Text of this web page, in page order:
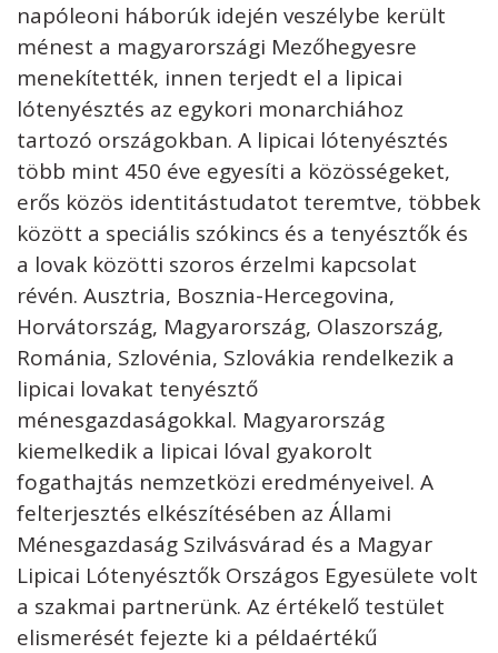
napóleoni háborúk idején veszélybe került
ménest a magyarországi Mezőhegyesre
menekítették, innen terjedt el a lipicai
lótenyésztés az egykori monarchiához
tartozó országokban. A lipicai lótenyésztés
több mint 450 éve egyesíti a közösségeket,
erős közös identitástudatot teremtve, többek
között a speciális szókincs és a tenyésztők és
a lovak közötti szoros érzelmi kapcsolat
révén. Ausztria, Bosznia-Hercegovina,
Horvátország, Magyarország, Olaszország,
Románia, Szlovénia, Szlovákia rendelkezik a
lipicai lovakat tenyésztő
ménesgazdaságokkal. Magyarország
kiemelkedik a lipicai lóval gyakorolt
fogathajtás nemzetközi eredményeivel. A
felterjesztés elkészítésében az Állami
Ménesgazdaság Szilvásvárad és a Magyar
Lipicai Lótenyésztők Országos Egyesülete volt
a szakmai partnerünk. Az értékelő testület
elismerését fejezte ki a példaértékű